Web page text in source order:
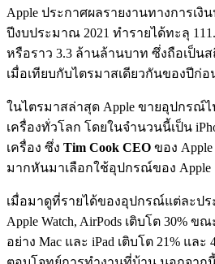
Apple ประกาศผลรายงานทางการเงิ
ปีงบประมาณ 2021 ทำรายได้ทะลุ
หรือราว 3.3 ล้านล้านบาท ซึ่งถือเป็น
เมื่อเทียบกับไตรมาสเดียวกันของปีก่
ในไตรมาสล่าสุด Apple ขายอุปกรณ์ไ
เครื่องทั่วโลก โดยในจำนวนนี้เป็น
เครื่อง ซึ่ง Tim Cook CEO ของ
มากหันมาเลือกใช้อุปกรณ์ของ Apple
เมื่อมาดูที่รายได้ของอุปกรณ์แต่ละประ
Apple Watch, AirPods เติบโต 30%
อย่าง Mac และ iPad เติบโต 21% แล